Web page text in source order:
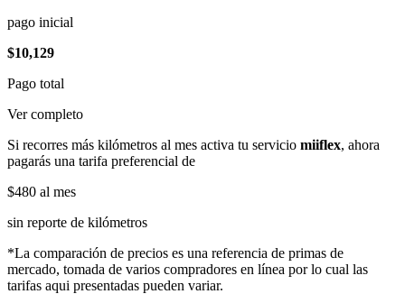
pago inicial
$10,129
Pago total
Ver completo
Si recorres más kilómetros al mes activa tu servicio miiflex, ahora
pagarás una tarifa preferencial de
$480 al mes
sin reporte de kilómetros
*La comparación de precios es una referencia de primas de
mercado, tomada de varios compradores en línea por lo cual las
tarifas aqui presentadas pueden variar.